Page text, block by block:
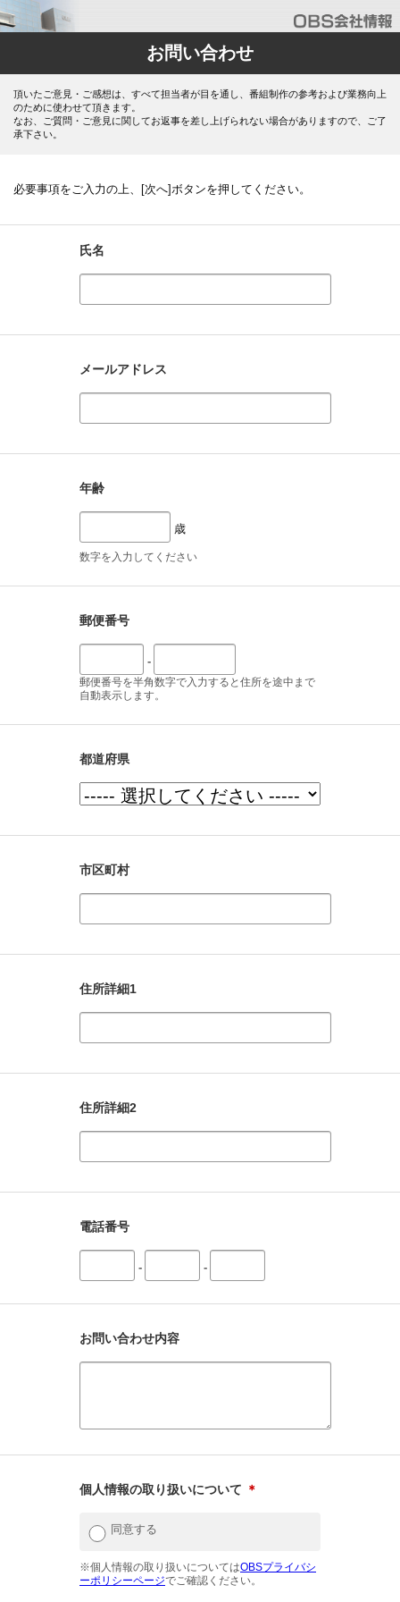
お問い合わせ
頂いたご意見・ご感想は、すべて担当者が目を通し、番組制作の参考および業務向上
のために使わせて頂きます。
なお、ご質問・ご意見に関してお返事を差し上げられない場合がありますので、ご了
承下さい。
必要事項をご入力の上、[次へ]ボタンを押してください。
氏名
メールアドレス
年齢
歳
数字を入力してください
郵便番号
-
郵便番号を半角数字で入力すると住所を途中まで
自動表示します。
都道府県
市区町村
住所詳細1
住所詳細2
電話番号
- -
お問い合わせ内容
個人情報の取り扱いについて ＊
同意する
※個人情報の取り扱いについてはOBSプライバシ
ーポリシーページでご確認ください。